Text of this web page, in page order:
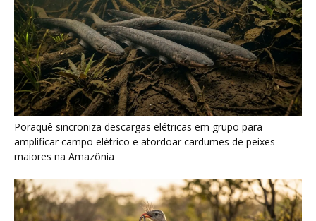
Seriema combina corridas em alta velocidade e arremessos
contra rochas para imobilizar serpentes peçonhentas no
cerrado